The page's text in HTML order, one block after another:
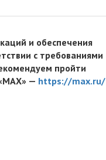
и обеспечения
с требованиями
пройти
— https://max.ru/